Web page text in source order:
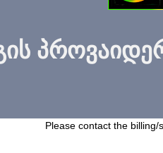
Please contact the